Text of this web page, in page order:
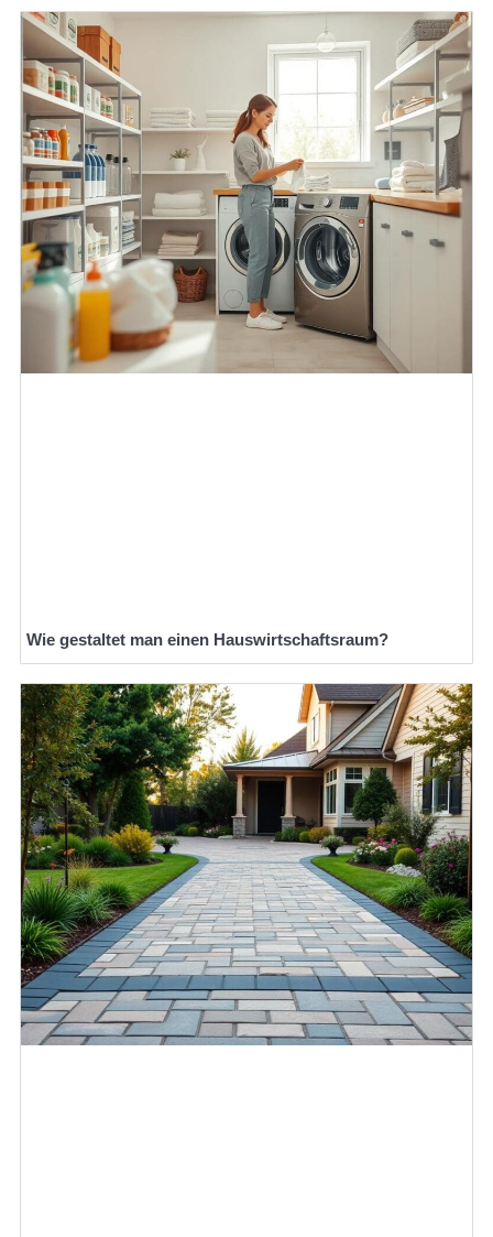
Wie gestaltet man einen Hauswirtschaftsraum?